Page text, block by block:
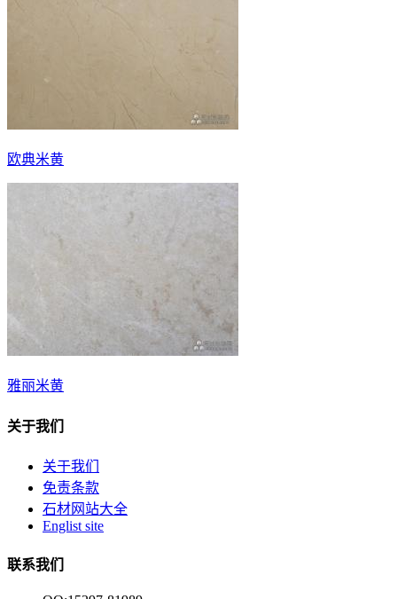
欧典米黄
雅丽米黄
关于我们
关于我们
免责条款
石材网站大全
Englist site
联系我们